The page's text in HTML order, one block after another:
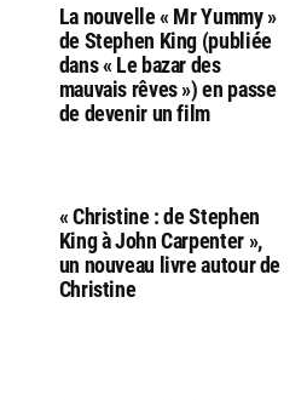
La nouvelle « Mr Yummy »
de Stephen King (publiée
dans « Le bazar des
mauvais rêves ») en passe
de devenir un film
« Christine : de Stephen
King à John Carpenter »,
un nouveau livre autour de
Christine